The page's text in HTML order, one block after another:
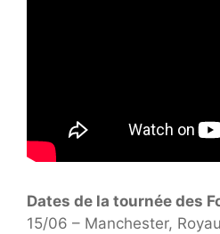
Dates de la tournée des
15/06 – Manchester,